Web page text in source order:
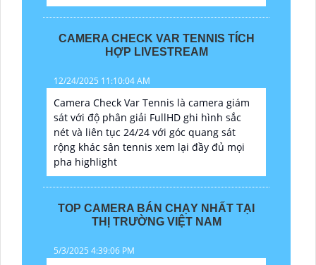
CAMERA CHECK VAR TENNIS TÍCH
HỢP LIVESTREAM
12/24/2025 11:10:04 AM
Camera Check Var Tennis là camera giám
sát với độ phân giải FullHD ghi hình sắc
nét và liên tục 24/24 với góc quang sát
rộng khác sân tennis xem lại đầy đủ mọi
pha highlight
TOP CAMERA BÁN CHẠY NHẤT TẠI
THỊ TRƯỜNG VIỆT NAM
5/3/2025 4:39:06 PM